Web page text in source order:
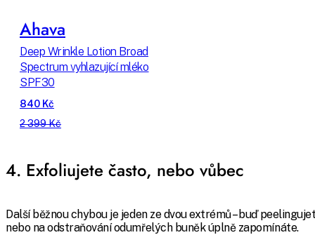
Ahava
Deep Wrinkle Lotion Broad
Spectrum vyhlazující mléko
SPF30
840 Kč
2 399 Kč
4. Exfoliujete často, nebo vůbec
Další běžnou chybou je jeden ze dvou extrémů – buď
nebo na odstraňování odumřelých buněk úplně zapomínáte.